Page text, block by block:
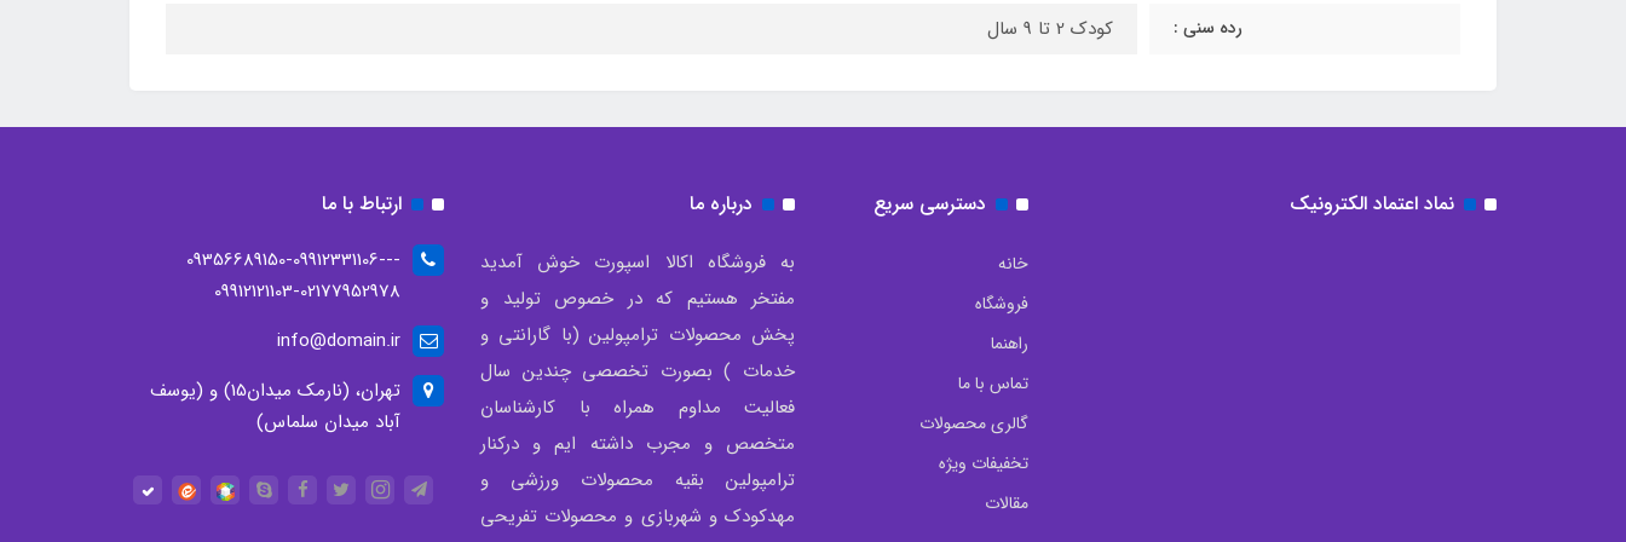
رده سنی : کودک 2 تا 9 سال
نماد اعتماد الکترونیک دسترسی سریع
خانه
فروشگاه
راهنما
تماس با ما
گالری محصولات
تخفیفات ویژه
مقالات
درباره ما
به فروشگاه اکالا اسپورت خوش آمدید
مفتخر هستیم که در خصوص تولید و
پخش محصولات ترامپولین (با گارانتی و
خدمات ) بصورت تخصصی چندین سال
فعالیت مداوم همراه با کارشناسان
متخصص و مجرب داشته ایم و درکنار
ترامپولین بقیه محصولات ورزشی و
مهدکودک و شهربازی و محصولات تفریحی
ارتباط با ما
--09356689150-09912331106-
09912121103-02177952978
info@domain.ir
تهران، (نارمک میدان15) و (یوسف
آباد میدان سلماس)